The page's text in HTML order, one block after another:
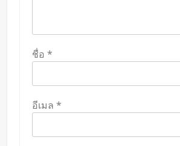
ชื่อ *
อีเมล *